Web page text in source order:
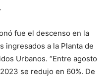
fue el descenso en la
ingresados a la Planta de
Urbanos. “Entre agosto
se redujo en 60%. De